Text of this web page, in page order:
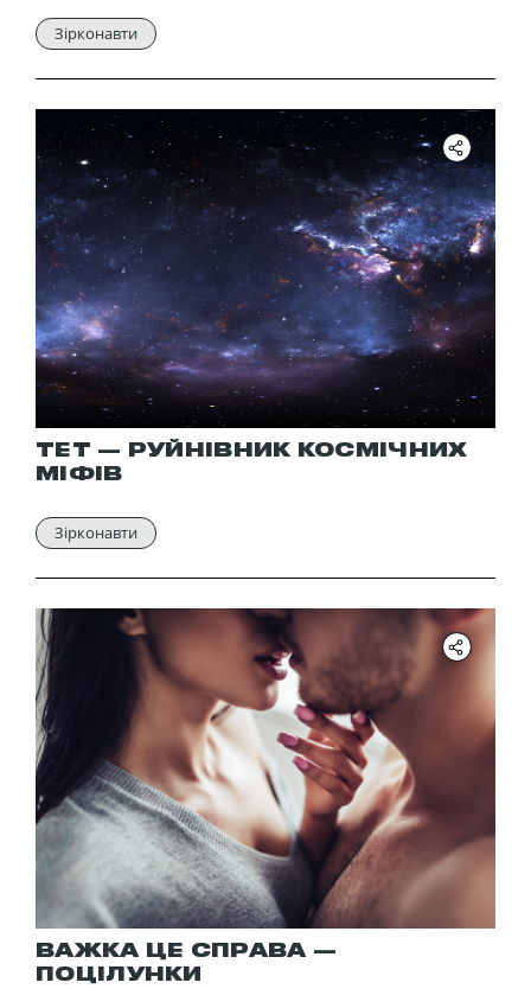
Зірконавти
ТЕТ — РУЙНІВНИК КОСМІЧНИХ
МІФІВ
Зірконавти
ВАЖКА ЦЕ СПРАВА —
ПОЦІЛУНКИ